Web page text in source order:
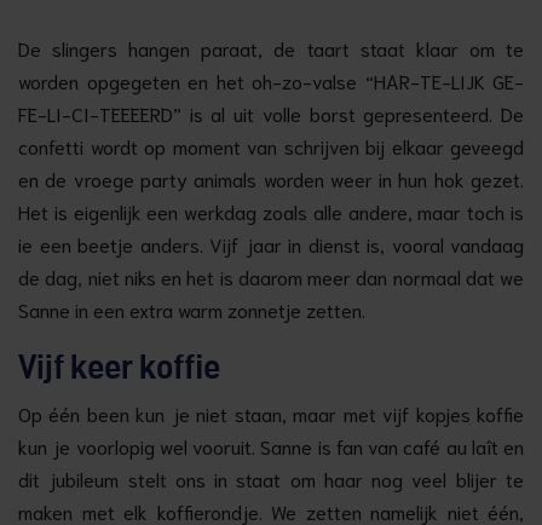
De slingers hangen paraat, de taart staat klaar om te
worden opgegeten en het oh-zo-valse “HAR-TE-LIJK GE-
FE-LI-CI-TEEEERD” is al uit volle borst gepresenteerd. De
confetti wordt op moment van schrijven bij elkaar geveegd
en de vroege party animals worden weer in hun hok gezet.
Het is eigenlijk een werkdag zoals alle andere, maar toch is
ie een beetje anders. Vijf jaar in dienst is, vooral vandaag
de dag, niet niks en het is daarom meer dan normaal dat we
Sanne in een extra warm zonnetje zetten.
Vijf keer koffie
Op één been kun je niet staan, maar met vijf kopjes koffie
kun je voorlopig wel vooruit. Sanne is fan van café au laît en
dit jubileum stelt ons in staat om haar nog veel blijer te
maken met elk koffierondje. We zetten namelijk niet één,